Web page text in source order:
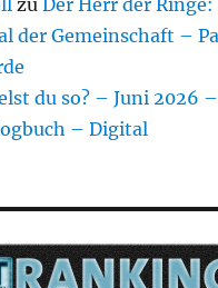
der Gemeinschaft –
du so? – Juni 2026
– Digital